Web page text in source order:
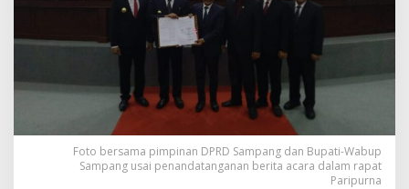
Foto bersama pimpinan DPRD Sampang dan Bupati-Wabup
Sampang usai penandatanganan berita acara dalam rapat
Paripurna